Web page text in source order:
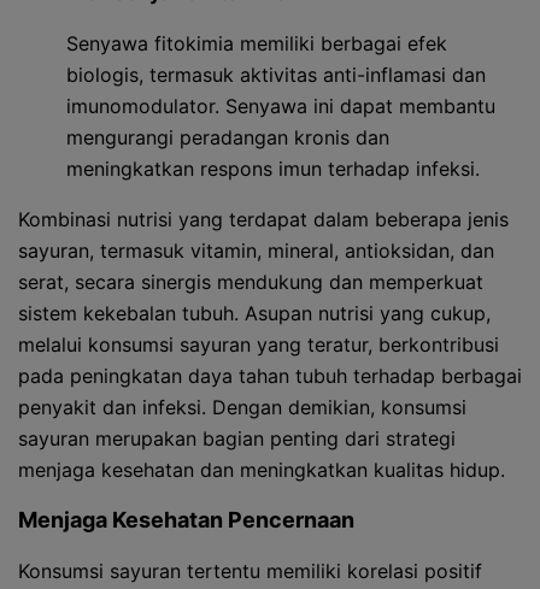
Senyawa fitokimia memiliki berbagai efek
biologis, termasuk aktivitas anti-inflamasi dan
imunomodulator. Senyawa ini dapat membantu
mengurangi peradangan kronis dan
meningkatkan respons imun terhadap infeksi.
Kombinasi nutrisi yang terdapat dalam beberapa jenis
sayuran, termasuk vitamin, mineral, antioksidan, dan
serat, secara sinergis mendukung dan memperkuat
sistem kekebalan tubuh. Asupan nutrisi yang cukup,
melalui konsumsi sayuran yang teratur, berkontribusi
pada peningkatan daya tahan tubuh terhadap berbagai
penyakit dan infeksi. Dengan demikian, konsumsi
sayuran merupakan bagian penting dari strategi
menjaga kesehatan dan meningkatkan kualitas hidup.
Menjaga Kesehatan Pencernaan
Konsumsi sayuran tertentu memiliki korelasi positif